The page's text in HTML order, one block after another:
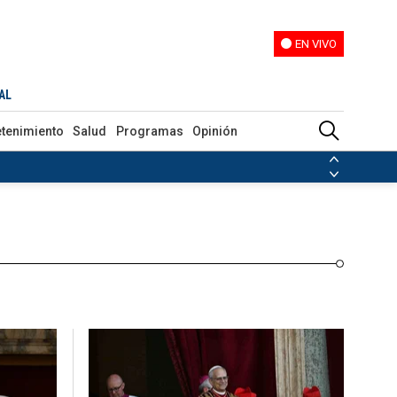
EN VIVO
Salud Programas Opinión
Venezuela Nicolás Maduro
de las FARC